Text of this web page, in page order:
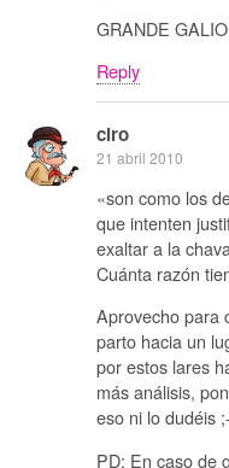
GRANDE
Reply
ciro
21 abril 2010
«son como los
que intenten
exaltar a la
Cuánta razón
Aprovecho para
parto hacia un
por estos lares
más análisis,
eso ni lo dudéis
PD: En caso de